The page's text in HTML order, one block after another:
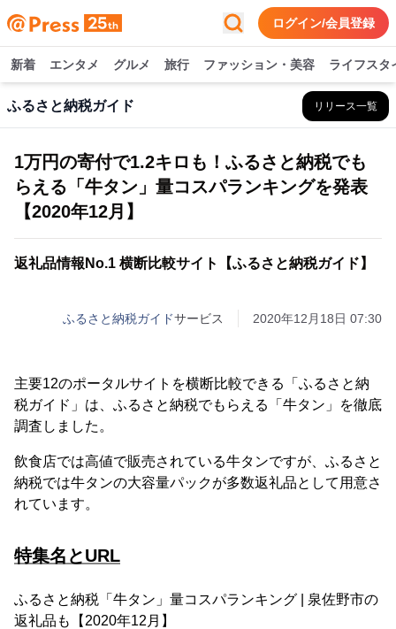
ログイン/会員登録
新着 エンタメ グルメ 旅行 ファッション・美容 ライフスタ
ふるさと納税ガイド リリース一覧
1万円の寄付で1.2キロも！ふるさと納税でも
らえる「牛タン」量コスパランキングを発表
【2020年12月】
返礼品情報No.1 横断比較サイト【ふるさと納税ガイド】
ふるさと納税ガイドサービス 2020年12月18日 07:30
主要12のポータルサイトを横断比較できる「ふるさと納
税ガイド」は、ふるさと納税でもらえる「牛タン」を徹底
調査しました。
飲食店では高値で販売されている牛タンですが、ふるさと
納税では牛タンの大容量パックが多数返礼品として用意さ
れています。
特集名とURL
ふるさと納税「牛タン」量コスパランキング | 泉佐野市の
返礼品も【2020年12月】